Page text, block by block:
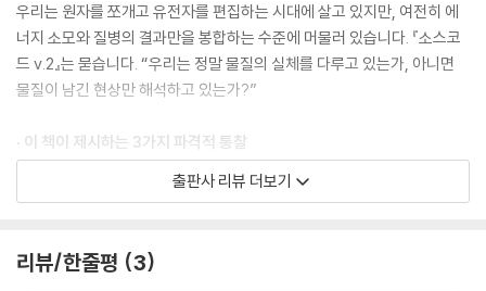
1) 생명의 뼈대, 탄소 8각 기하학
2) 메탄: 사슬형 계열의 기하학적 시초
3) 염화메틸: 원소 붕괴와 재배열
4) 트리클로로메탄: 세 염소의 뒤틀린 평형
6) 탄화칼슘: 경계의 뒤집힌 깔때기
7) 아세트산: 산소 교란과 분자 흥분
9) 말레산: 이중 결합과 비틀림
11) 페놀: 치환이 낳은 첫 비대칭
12) 하이드로퀴논: 연장된 팔면체
우리는 원자를 쪼개고 유전자를 편집하는 시대에 살고 있지만, 여전히 에
너지 소모와 질병의 결과만을 봉합하는 수준에 머물러 있습니다. 『소스코
드 v.2』는 묻습니다. “우리는 정말 물질의 실체를 다루고 있는가, 아니면
물질이 남긴 현상만 해석하고 있는가?”
· 이 책이 제시하는 3가지 파격적 통찰
현대 과학이 설명하지 못한 에테르 단계(E₁~E₄)
출판사 리뷰 더보기
리뷰/한줄평 3